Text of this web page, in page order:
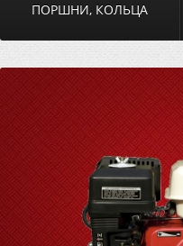
ПОРШНИ, КОЛЬЦА